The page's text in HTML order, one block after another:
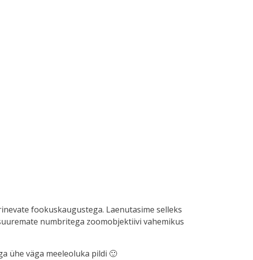
fookuskaugustega. Laenutasime selleks
numbritega zoomobjektiivi vahemikus
ühe väga meeleoluka pildi 🙂